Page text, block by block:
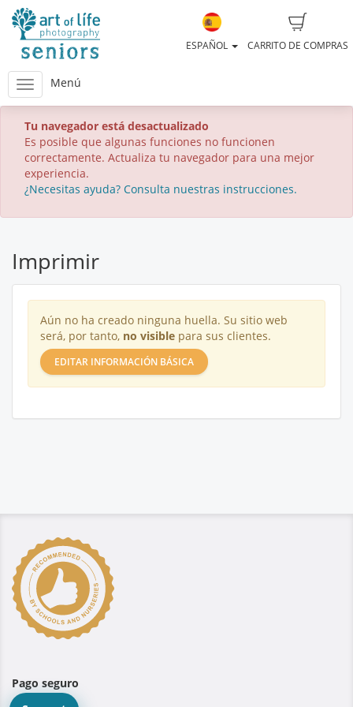
CARRITO DE COMPRAS
ESPAÑOL
Menú
Tu navegador está desactualizado
Es posible que algunas funciones no funcionen
correctamente. Actualiza tu navegador para una mejor
experiencia.
¿Necesitas ayuda? Consulta nuestras instrucciones.
Imprimir
Aún no ha creado ninguna huella. Su sitio web
será, por tanto, no visible para sus clientes.
EDITAR INFORMACIÓN BÁSICA
Pago seguro